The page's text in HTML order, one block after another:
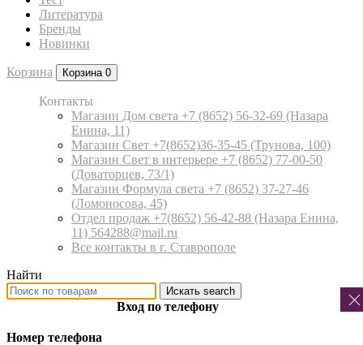
Литература
Бренды
Новинки
Корзина Корзина 0
Контакты
Магазин Дом света +7 (8652) 56-32-69 (Назара
Енина, 11)
Магазин Свет +7(8652)36-35-45 (Трунова, 100)
Магазин Свет в интерьере +7 (8652) 77-00-50
(Доваторцев, 73/1)
Магазин Формула света +7 (8652) 37-27-46
(Ломоносова, 45)
Отдел продаж +7(8652) 56-42-88 (Назара Енина,
11) 564288@mail.ru
Все контакты в г. Ставрополе
Найти
Искать search
Вход по телефону
Номер телефона